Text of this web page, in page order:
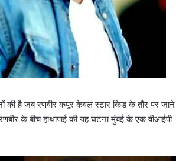
है जब रणवीर कपूर केवल स्टार किड के तौर पर जाने
के बीच हाथापाई की यह घटना मुंबई के एक वीआईपी